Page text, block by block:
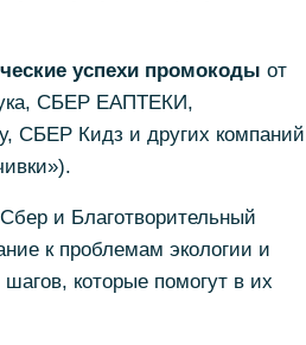
успехи промокоды от
СБЕР ЕАПТЕКИ,
СБЕР Кидз и других компаний
и Благотворительный
к проблемам экологии и
которые помогут в их